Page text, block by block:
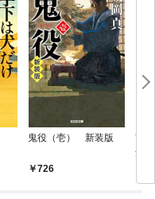
鬼役（壱） 新装版
726
南
舟